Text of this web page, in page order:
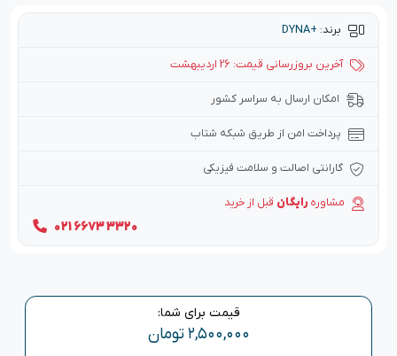
برند: +DYNA
آخرین بروزرسانی قیمت: 26 اردیبهشت
امکان ارسال به سراسر کشور
پرداخت امن از طریق شبکه شتاب
گارانتی اصالت و سلامت فیزیکی
مشاوره رایگان قبل از خرید
021 6673 3320
قیمت برای شما:
۲,۵۰۰,۰۰۰تومان